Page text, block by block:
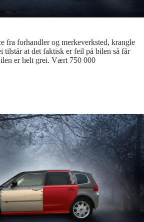
fra forhandler og merkeverksted, krangle
tilstår at det faktisk er feil på bilen så får
er helt grei. Vært 750 000